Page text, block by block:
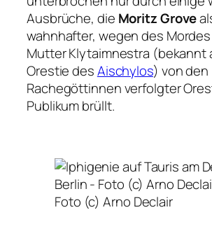
Ausbrüche, die Moritz Grove
wahnhafter, wegen des
Mutter Klytaimnestra (bekannt
OrestiedesAischylos) von den
Rachegöttinnen verfolgter
Publikum brüllt.
Foto (c) Arno Declair